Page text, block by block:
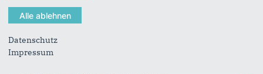
Datenschutz
Impressum